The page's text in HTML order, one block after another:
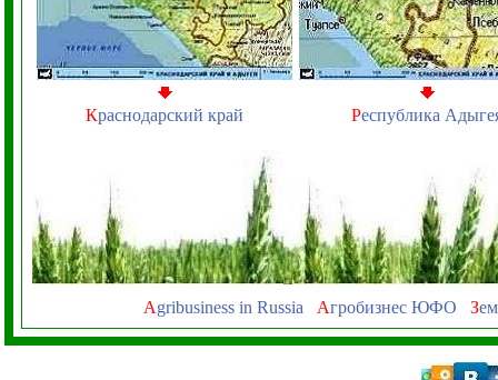
Краснодарский край Республика
Agribusiness in Russia Агробизнес ЮФО З